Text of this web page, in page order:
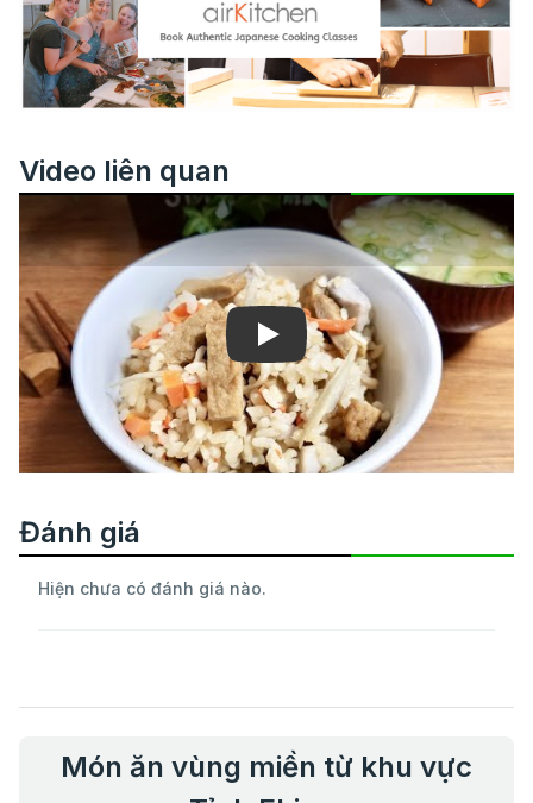
Video liên quan
Play
Đánh giá
Hiện chưa có đánh giá nào.
Món ăn vùng miền từ khu vực